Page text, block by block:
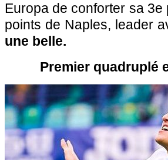
Europa de conforter sa
points de Naples, leader
une belle.
Premier quadruplé